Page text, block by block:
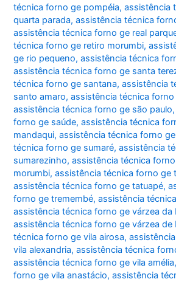
técnica forno ge pompéia,assistência
quarta parada,assistência técnica
assistência técnica forno ge real
técnica forno ge retiro morumbi,
ge rio pequeno,assistência técnica
assistência técnica forno ge santa
técnica forno ge santana,assistência
santo amaro,assistência técnica forno
assistência técnica forno ge são paulo
forno ge saúde,assistência técnica
mandaqui,assistência técnica forno
técnica forno ge sumaré,assistência
sumarezinho,assistência técnica
morumbi,assistência técnica forno ge
assistência técnica forno ge tatuapé,
forno ge tremembé,assistência
assistência técnica forno ge várzea da
assistência técnica forno ge várzea de
técnica forno ge vila airosa,
vila alexandria,assistência técnica
assistência técnica forno ge vila amélia
forno ge vila anastácio,assistência